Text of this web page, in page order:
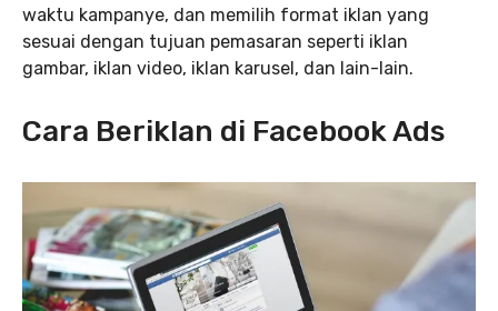
waktu kampanye, dan memilih format iklan yang
sesuai dengan tujuan pemasaran seperti iklan
gambar, iklan video, iklan karusel, dan lain-lain.
Cara Beriklan di Facebook Ads